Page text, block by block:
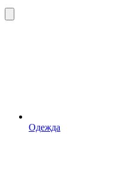
Одежда